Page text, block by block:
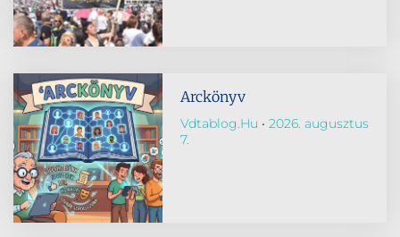
Arckönyv
Vdtablog.hu
2026. augusztus
7.